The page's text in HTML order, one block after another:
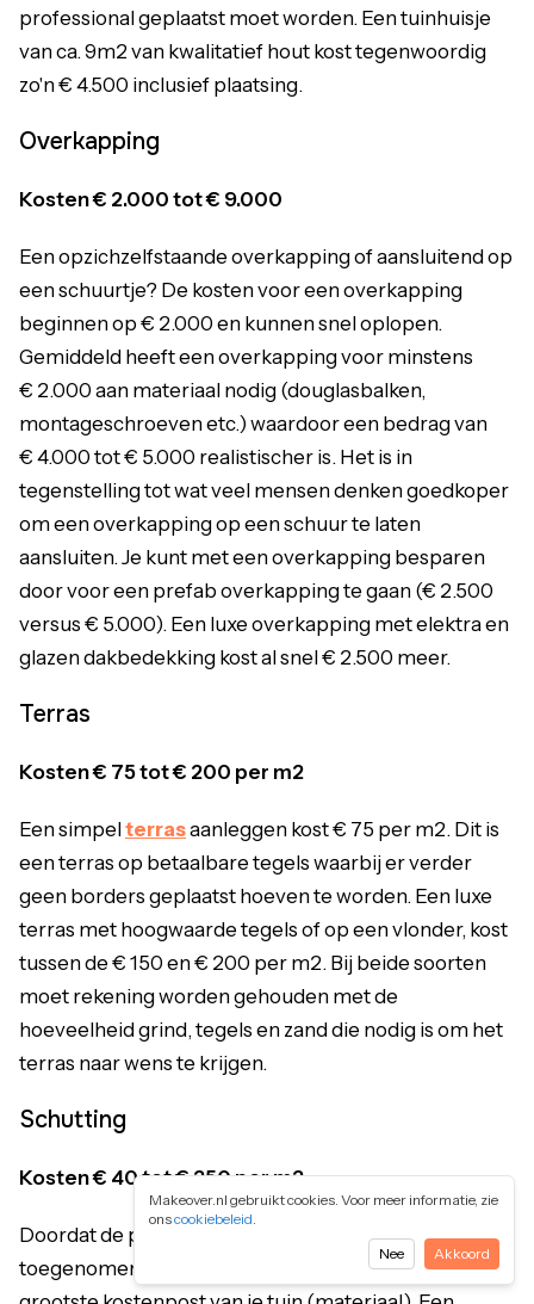
professional geplaatst moet worden. Een tuinhuisje
van ca. 9m2 van kwalitatief hout kost tegenwoordig
zo'n € 4.500 inclusief plaatsing.
Overkapping
Kosten € 2.000 tot € 9.000
Een opzichzelfstaande overkapping of aansluitend op
een schuurtje? De kosten voor een overkapping
beginnen op € 2.000 en kunnen snel oplopen.
Gemiddeld heeft een overkapping voor minstens
€ 2.000 aan materiaal nodig (douglasbalken,
montageschroeven etc.) waardoor een bedrag van
€ 4.000 tot € 5.000 realistischer is. Het is in
tegenstelling tot wat veel mensen denken goedkoper
om een overkapping op een schuur te laten
aansluiten. Je kunt met een overkapping besparen
door voor een prefab overkapping te gaan (€ 2.500
versus € 5.000). Een luxe overkapping met elektra en
glazen dakbedekking kost al snel € 2.500 meer.
Terras
Kosten € 75 tot € 200 per m2
Een simpelterrasaanleggen kost € 75 per m2. Dit is
een terras op betaalbare tegels waarbij er verder
geen borders geplaatst hoeven te worden. Een luxe
terras met hoogwaarde tegels of op een vlonder, kost
tussen de € 150 en € 200 per m2. Bij beide soorten
moet rekening worden gehouden met de
hoeveelheid grind, tegels en zand die nodig is om het
terras naar wens te krijgen.
Schutting
Kosten € 40 tot € 250 per m2
Doordat de prijs van hout het afgelopen jaar sterk
toegenomen is, is de schutting misschien wel de
Makeover.nl gebruikt cookies. Voor meer informatie, zie
onscookiebeleid.
Nee
Akkoord